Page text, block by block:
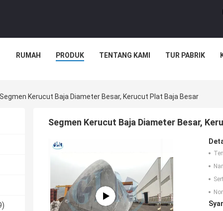
RUMAH PRODUK TENTANG KAMI TUR PABRIK
Segmen Kerucut Baja Diameter Besar, Kerucut Plat Baja Besar
Segmen Kerucut Baja Diameter Besar,